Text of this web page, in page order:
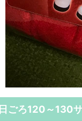
日ごろ120～130